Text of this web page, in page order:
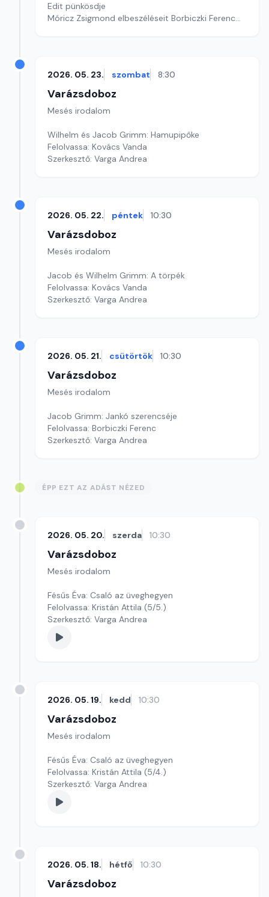
Edit pünkösdje
Móricz Zsigmond elbeszéléseit Borbiczki Ferenc
2026. 05. 23.
szombat 8:30
Varázsdoboz
Mesés irodalom
Wilhelm és Jacob Grimm: Hamupipőke
Felolvassa: Kovács Vanda
Szerkesztő: Varga Andrea
2026. 05. 22. péntek 10:30
Varázsdoboz
Mesés irodalom
Jacob és Wilhelm Grimm: A törpék
Felolvassa: Kovács Vanda
Szerkesztő: Varga Andrea
2026. 05. 21. csütörtök 10:30
Varázsdoboz
Mesés irodalom
Jacob Grimm: Jankó szerencséje
Felolvassa: Borbiczki Ferenc
Szerkesztő: Varga Andrea
ÉPP EZT AZ ADÁST NÉZED
2026. 05. 20. szerda 10:30
Varázsdoboz
Mesés irodalom
Fésűs Éva: Csaló az üveghegyen
Felolvassa: Kristán Attila (5/5.)
Szerkesztő: Varga Andrea
2026. 05. 19. kedd 10:30
Varázsdoboz
Mesés irodalom
Fésűs Éva: Csaló az üveghegyen
Felolvassa: Kristán Attila (5/4.)
Szerkesztő: Varga Andrea
2026. 05. 18. hétfő 10:30
Varázsdoboz